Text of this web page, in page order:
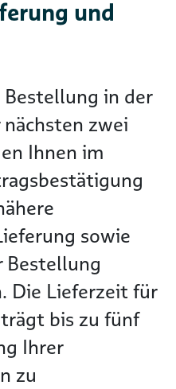
und
in der
zwei
Ihnen im
sowie
Bestellung
Die Lieferzeit für
bis zu fünf
Ihrer
zu